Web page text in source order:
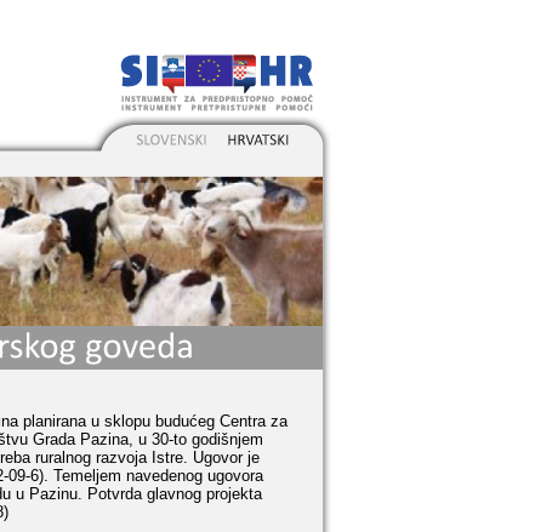
planirana u sklopu budućeg Centra za
Grada Pazina, u 30-to godišnjem
ruralnog razvoja Istre. Ugovor je
6). Temeljem navedenog ugovora
u Pazinu. Potvrda glavnog projekta